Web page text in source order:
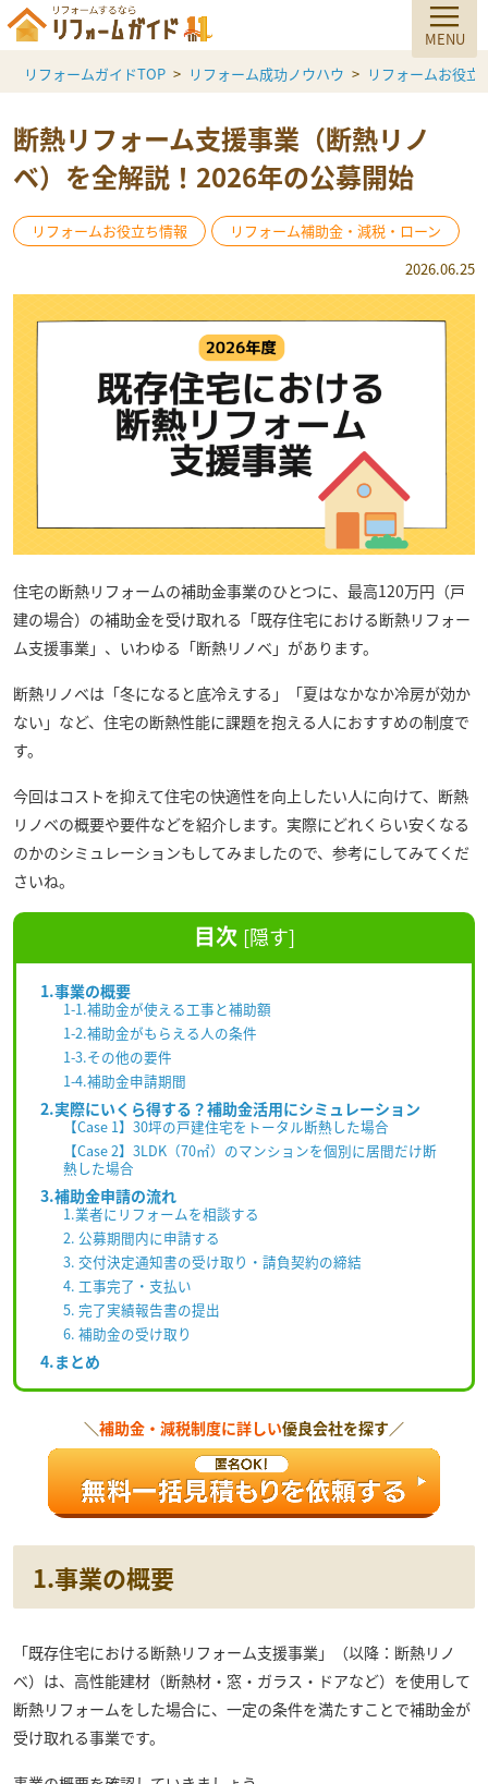
リフォームガイドTOP リフォーム成功ノウハウ リフォームお役立
断熱リフォーム支援事業（断熱リノ
ベ）を全解説！2026年の公募開始
リフォームお役立ち情報
リフォーム補助金・減税・ローン
2026.06.25
住宅の断熱リフォームの補助金事業のひとつに、最高120万円（戸
建の場合）の補助金を受け取れる「既存住宅における断熱リフォー
ム支援事業」、いわゆる「断熱リノベ」があります。
断熱リノベは「冬になると底冷えする」「夏はなかなか冷房が効か
ない」など、住宅の断熱性能に課題を抱える人におすすめの制度で
す。
今回はコストを抑えて住宅の快適性を向上したい人に向けて、断熱
リノベの概要や要件などを紹介します。実際にどれくらい安くなる
のかのシミュレーションもしてみましたので、参考にしてみてくだ
さいね。
目次 [隠す]
1.事業の概要
1-1.補助金が使える工事と補助額
1-2.補助金がもらえる人の条件
1-3.その他の要件
1-4.補助金申請期間
2.実際にいくら得する？補助金活用にシミュレーション
【Case 1】30坪の戸建住宅をトータル断熱した場合
【Case 2】3LDK（70㎡）のマンションを個別に居間だけ断
熱した場合
3.補助金申請の流れ
1.業者にリフォームを相談する
2. 公募期間内に申請する
3. 交付決定通知書の受け取り・請負契約の締結
4. 工事完了・支払い
5. 完了実績報告書の提出
6. 補助金の受け取り
4.まとめ
＼補助金・減税制度に詳しい優良会社を探す／
1.事業の概要
「既存住宅における断熱リフォーム支援事業」（以降：断熱リノ
ベ）は、高性能建材（断熱材・窓・ガラス・ドアなど）を使用して
断熱リフォームをした場合に、一定の条件を満たすことで補助金が
受け取れる事業です。